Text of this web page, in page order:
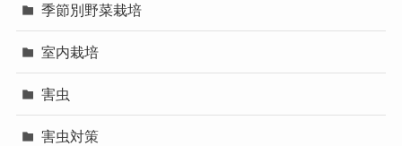
季節別野菜栽培
室内栽培
害虫
害虫対策